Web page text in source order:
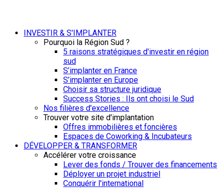
INVESTIR & S'IMPLANTER
Pourquoi la Région Sud ?
5 raisons stratégiques d'investir en région
sud
S’implanter en France
S’implanter en Europe
Choisir sa structure juridique
Success Stories : Ils ont choisi le Sud
Nos filières d'excellence
Trouver votre site d'implantation
Offres immobilières et foncières
Espaces de Coworking & Incubateurs
DÉVELOPPER & TRANSFORMER
Accélérer votre croissance
Lever des fonds / Trouver des financements
Déployer un projet industriel
Conquérir l'international